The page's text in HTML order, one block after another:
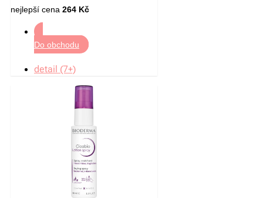
nejlepší cena 264 Kč
Do obchodu
detail (7+)